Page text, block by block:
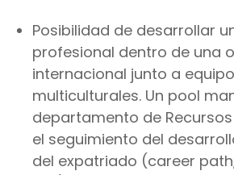
Posibilidad de desarrollar
profesional dentro de una
internacional junto a
multiculturales. Un pool
departamento de
el seguimiento del
del expatriado (career